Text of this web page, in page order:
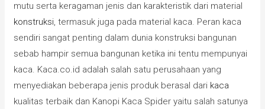
mutu serta keragaman jenis dan karakteristik dari material
konstruksi, termasuk juga pada material kaca. Peran kaca
sendiri sangat penting dalam dunia konstruksi bangunan
sebab hampir semua bangunan ketika ini tentu mempunyai
kaca. Kaca.co.id adalah salah satu perusahaan yang
menyediakan beberapa jenis produk berasal dari kaca
kualitas terbaik dan Kanopi Kaca Spider yaitu salah satunya